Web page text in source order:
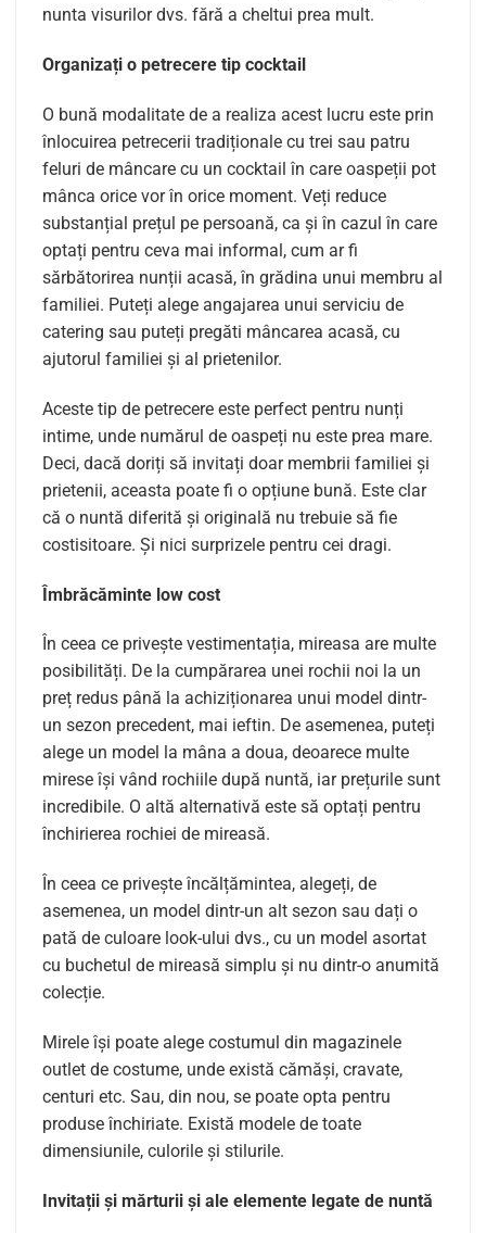
nunta visurilor dvs. fără a cheltui prea mult.
Organizați o petrecere tip cocktail
O bună modalitate de a realiza acest lucru este prin
înlocuirea petrecerii tradiționale cu trei sau patru
feluri de mâncare cu un cocktail în care oaspeții pot
mânca orice vor în orice moment. Veți reduce
substanțial prețul pe persoană, ca și în cazul în care
optați pentru ceva mai informal, cum ar fi
sărbătorirea nunții acasă, în grădina unui membru al
familiei. Puteți alege angajarea unui serviciu de
catering sau puteți pregăti mâncarea acasă, cu
ajutorul familiei și al prietenilor.
Aceste tip de petrecere este perfect pentru nunți
intime, unde numărul de oaspeți nu este prea mare.
Deci, dacă doriți să invitați doar membrii familiei și
prietenii, aceasta poate fi o opțiune bună. Este clar
că o nuntă diferită și originală nu trebuie să fie
costisitoare. Și nici surprizele pentru cei dragi.
Îmbrăcăminte low cost
În ceea ce privește vestimentația, mireasa are multe
posibilități. De la cumpărarea unei rochii noi la un
preț redus până la achiziționarea unui model dintr-
un sezon precedent, mai ieftin. De asemenea, puteți
alege un model la mâna a doua, deoarece multe
mirese își vând rochiile după nuntă, iar prețurile sunt
incredibile. O altă alternativă este să optați pentru
închirierea rochiei de mireasă.
În ceea ce privește încălțămintea, alegeți, de
asemenea, un model dintr-un alt sezon sau dați o
pată de culoare look-ului dvs., cu un model asortat
cu buchetul de mireasă simplu și nu dintr-o anumită
colecție.
Mirele își poate alege costumul din magazinele
outlet de costume, unde există cămăși, cravate,
centuri etc. Sau, din nou, se poate opta pentru
produse închiriate. Există modele de toate
dimensiunile, culorile și stilurile.
Invitații și mărturii și ale elemente legate de nuntă